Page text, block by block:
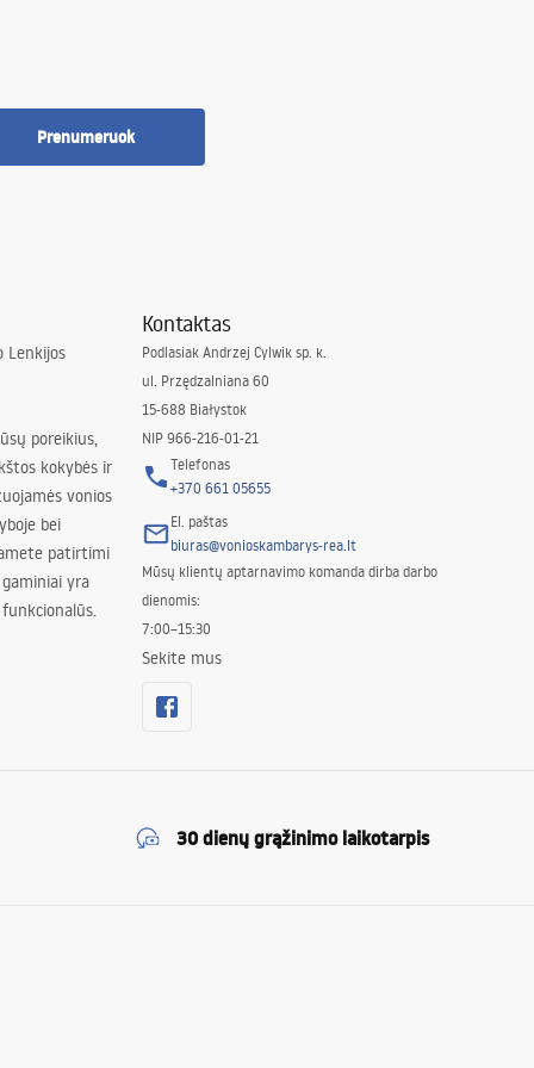
Prenumeruok
Lenkijos
poreikius,
kokybės ir
vonios
bei
patirtimi
yra
Kontaktas
Podlasiak Andrzej Cylwik sp. k.
ul. Przędzalniana 60
15-688 Białystok
NIP 966-216-01-21
Telefonas
+370 661 05655
El. paštas
biuras@vonioskambarys-rea.lt
Mūsų klientų aptarnavimo komanda dirba darbo
dienomis:
7:00–15:30
Sekite mus
30 dienų grąžinimo laikotarpis